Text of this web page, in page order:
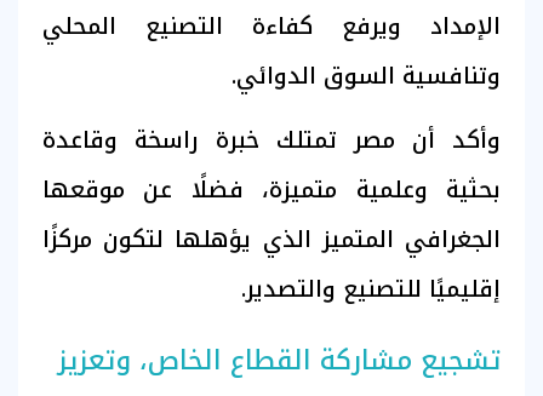
الإمداد ويرفع كفاءة التصنيع المحلي
وتنافسية السوق الدوائي.
وأكد أن مصر تمتلك خبرة راسخة وقاعدة
بحثية وعلمية متميزة، فضلًا عن موقعها
الجغرافي المتميز الذي يؤهلها لتكون مركزًا
إقليميًا للتصنيع والتصدير.
تشجيع مشاركة القطاع الخاص، وتعزيز